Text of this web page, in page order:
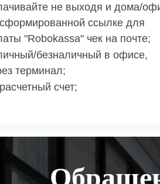
не выходя и дома/
ссылке для
"Robokassa" чек на почте;
безналичный в офисе,
терминал;
счет;